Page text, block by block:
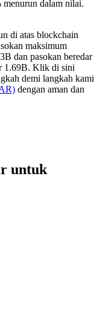
sebagai jaminannya
copy trading
menurun dalam nilai.
di atas blockchain
maksimum
dan pasokan beredar
1.69B. Klik di sini
demi langkah kami
dengan aman dan
untuk